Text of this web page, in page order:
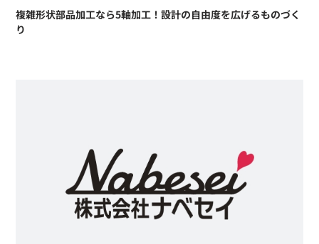
複雑形状部品加工なら5軸加工！設計の自由度を広げるものづく
り